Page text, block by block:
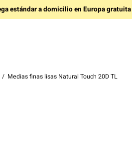
estándar a domicilio en Europa
/ Medias finas lisas Natural Touch 20D TL